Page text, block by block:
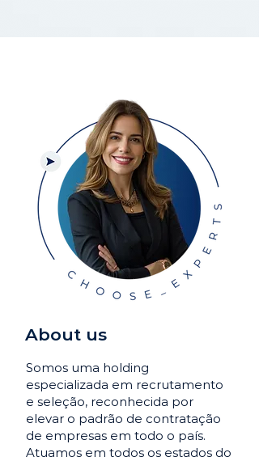
About us
Somos uma holding
especializada em recrutamento
e seleção, reconhecida por
elevar o padrão de contratação
de empresas em todo o país.
Atuamos em todos os estados do